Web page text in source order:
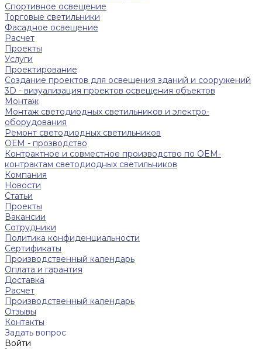
Спортивное освещение
Торговые светильники
Фасадное освещение
Расчет
Проекты
Услуги
Проектирование
Создание проектов для освещения зданий и сооружений
3D - визуализация проектов освещения объектов
Монтаж
Монтаж светодиодных светильников и электро-
оборудования
Ремонт светодиодных светильников
ОЕМ - прозводство
Контрактное и совместное производство по OEM-
контрактам светодиодных светильников
Компания
Новости
Статьи
Проекты
Вакансии
Сотрудники
Политика конфиденциальности
Сертификаты
Производственный календарь
Оплата и гарантия
Доставка
Расчет
Производственный календарь
Отзывы
Контакты
Задать вопрос
Войти